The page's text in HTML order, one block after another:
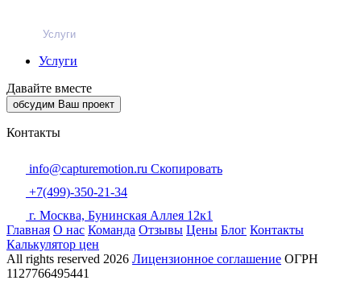
Услуги
Услуги
Давайте вместе
обсудим Ваш проект
Контакты
info@capturemotion.ru Скопировать
+7(499)-350-21-34
г. Москва, Бунинская Аллея 12к1
Главная О нас Команда Отзывы Цены Блог Контакты
Калькулятор цен
All rights reserved 2026 Лицензионное соглашение ОГРН
1127766495441